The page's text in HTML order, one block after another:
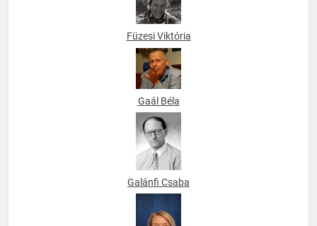
Füzesi Viktória
Gaál Béla
Galánfi Csaba